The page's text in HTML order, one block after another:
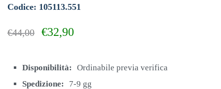
Codice: 105113.551
€44,00
era:
€32,90
è:
Disponibilità:
Ordinabile previa verifica
Spedizione:
7-9 gg